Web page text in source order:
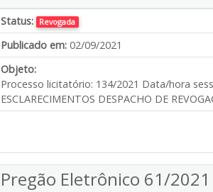
Status: Revogada
Publicado em: 02/09/2021
Objeto:
Processo licitatório: 134/2021 Data/hora
ESCLARECIMENTOS DESPACHO DE
Pregão Eletrônico 61/2021